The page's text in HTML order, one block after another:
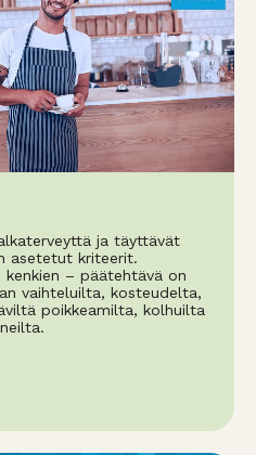
ja täyttävät
asetetut kriteerit.
kenkien – päätehtävä on
vaihteluilta, kosteudelta,
poikkeamilta, kolhuilta